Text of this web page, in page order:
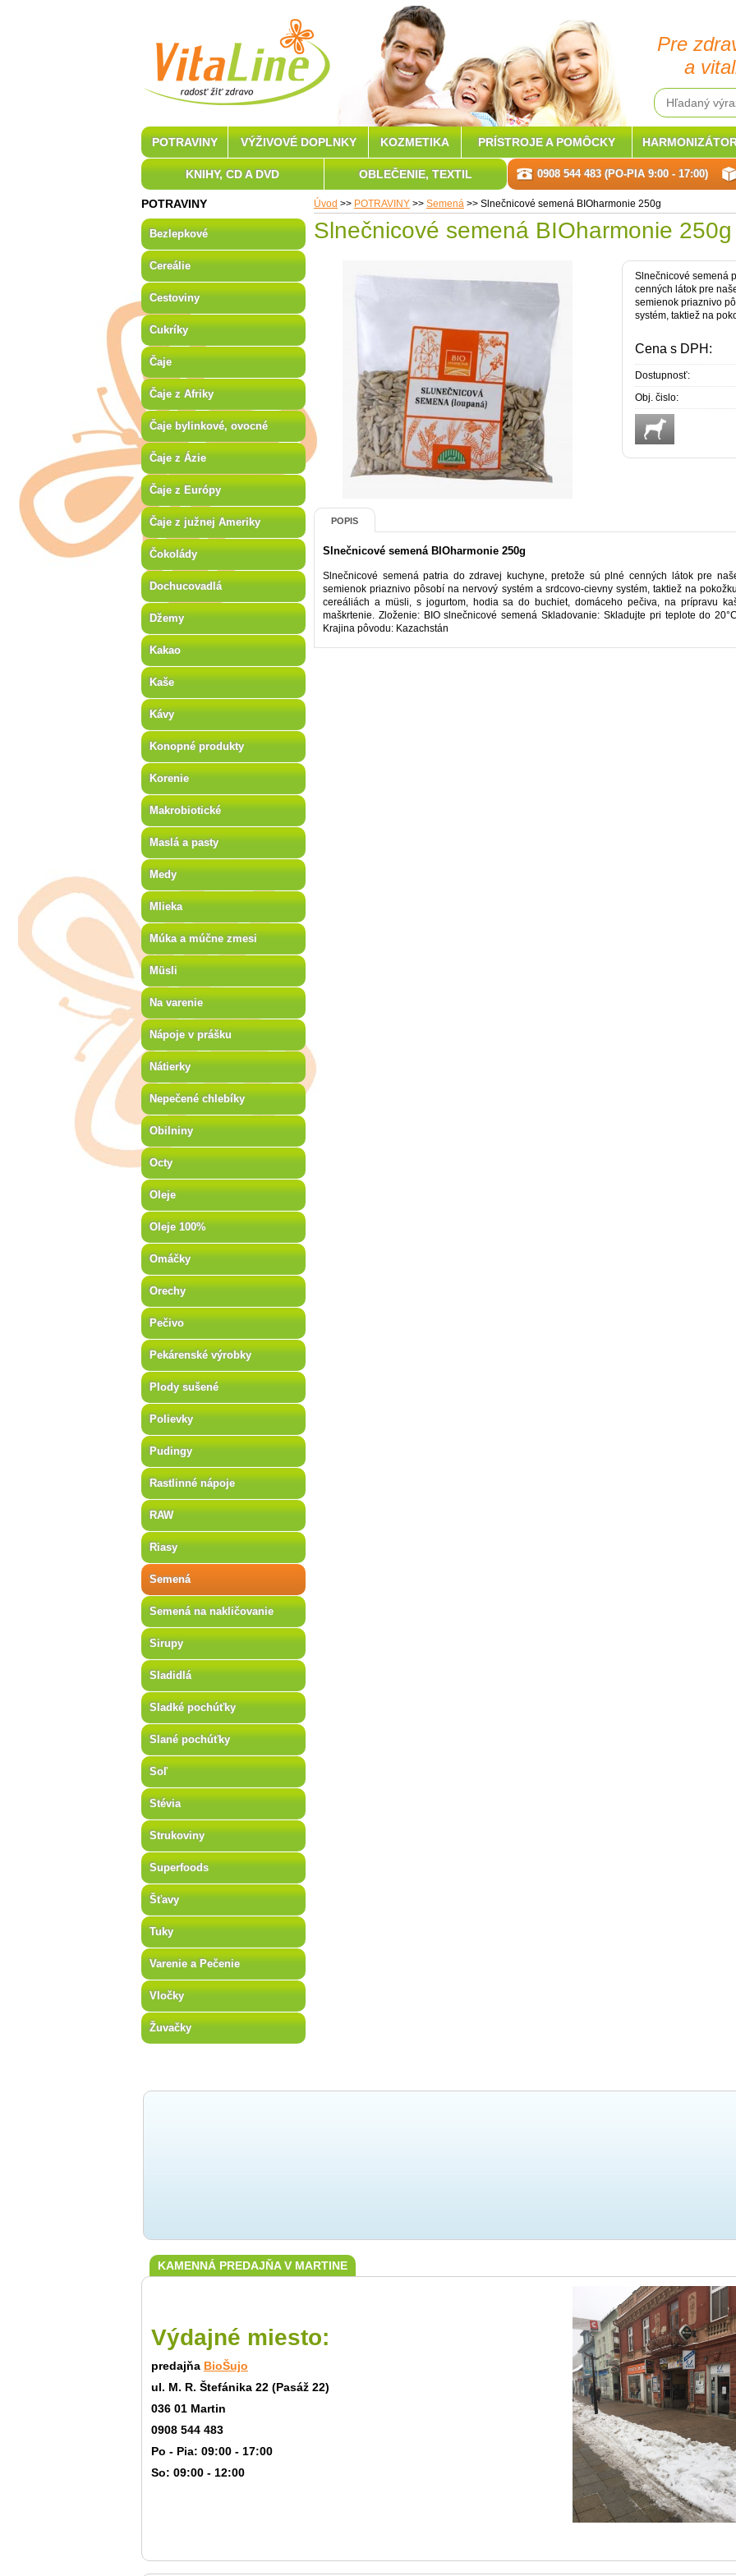
Pre
a
Úvod >> POTRAVINY >> Semená >> Slnečnicové semená BIOharmonie 250g
Slnečnicové semená BIOharmonie 250g
Slnečnicové semená
cenných látok pre
semienok priaznivo
systém, taktiež na
Cena s DPH:
Dostupnosť:
Obj. čislo:
POPIS
Slnečnicové semená BIOharmonie 250g
Slnečnicové semená patria do zdravej kuchyne, pretože sú plné cenných látok pre
semienok priaznivo pôsobí na nervový systém a srdcovo-cievny systém, taktiež na
cereáliách a müsli, s jogurtom, hodia sa do buchiet, domáceho pečiva, na prípravu
maškrtenie. Zloženie: BIO slnečnicové semená Skladovanie: Skladujte pri teplote do
Krajina pôvodu: Kazachstán
POTRAVINY
Bezlepkové
Cereálie
Cestoviny
Cukríky
Čaje
Čaje z Afriky
Čaje bylinkové, ovocné
Čaje z Ázie
Čaje z Európy
Čaje z južnej Ameriky
Čokolády
Dochucovadlá
Džemy
Kakao
Kaše
Kávy
Konopné produkty
Korenie
Makrobiotické
Maslá a pasty
Medy
Mlieka
Múka a múčne zmesi
Müsli
Na varenie
Nápoje v prášku
Nátierky
Nepečené chlebíky
Obilniny
Octy
Oleje
Oleje 100%
Omáčky
Orechy
Pečivo
Pekárenské výrobky
Plody sušené
Polievky
Pudingy
Rastlinné nápoje
RAW
Riasy
Semená
Semená na nakličovanie
Sirupy
Sladidlá
Sladké pochúťky
Slané pochúťky
Soľ
Stévia
Strukoviny
Superfoods
Šťavy
Tuky
Varenie a Pečenie
Vločky
Žuvačky
KAMENNÁ PREDAJŇA V MARTINE
Výdajné miesto:
predajňa BioŠujo
ul. M. R. Štefánika 22 (Pasáž 22)
036 01 Martin
0908 544 483
Po - Pia: 09:00 - 17:00
So: 09:00 - 12:00
POTRAVINY VÝŽIVOVÉ DOPLNKY KOZMETIKA PRÍSTROJE A POMÔCKY
KNIHY, CD A DVD OBLEČENIE, TEXTIL 0908 544 483 (PO-PIA 9:00 - 17:00)